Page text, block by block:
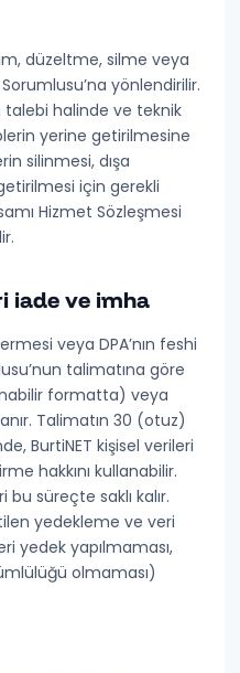
düzeltme, silme veya
yönlendirilir.
talebi halinde ve teknik
yerine getirilmesine
silinmesi, dışa
için gerekli
Hizmet Sözleşmesi
iade ve imha
veya DPA’nın feshi
talimatına göre
formatta) veya
Talimatın 30 (otuz)
BurtiNET kişisel verileri
hakkını kullanabilir.
süreçte saklı kalır.
yedekleme ve veri
yedek yapılmaması,
olmaması)